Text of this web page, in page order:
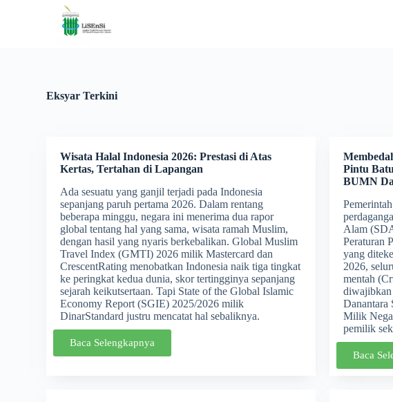
Eksyar Terkini
Wisata Halal Indonesia 2026: Prestasi di Atas
Kertas, Tertahan di Lapangan
Ada sesuatu yang ganjil terjadi pada Indonesia
sepanjang paruh pertama 2026. Dalam rentang
beberapa minggu, negara ini menerima dua rapor
global tentang hal yang sama, wisata ramah Muslim,
dengan hasil yang nyaris berkebalikan. Global Muslim
Travel Index (GMTI) 2026 milik Mastercard dan
CrescentRating menobatkan Indonesia naik tiga tingkat
ke peringkat kedua dunia, skor tertingginya sepanjang
sejarah keikutsertaan. Tapi State of the Global Islamic
Economy Report (SGIE) 2025/2026 milik
DinarStandard justru mencatat hal sebaliknya.
Baca Selengkapnya
Pintu
BUMN
Alam
Peraturan
yang
2026,
mentah
diwajibkan
Danantara
Milik
pemilik
Baca